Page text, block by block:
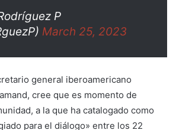
P
March 25, 2023
general iberoamericano
cree que es momento de
a la que ha catalogado como
para el diálogo» entre los 22